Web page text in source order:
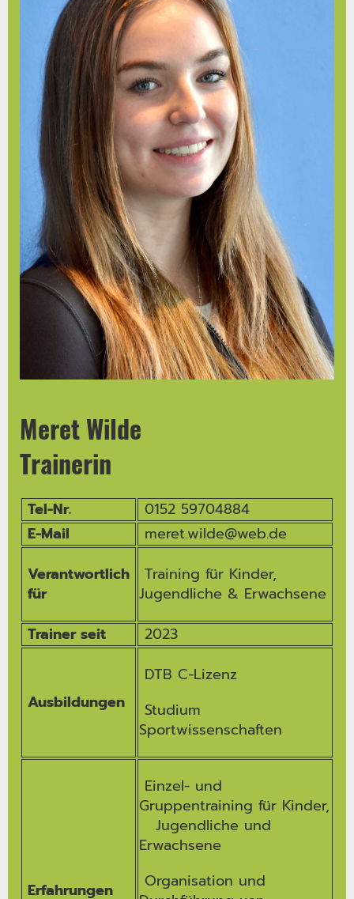
Meret Wilde
Trainerin
Tel-Nr.
0152 59704884
E-Mail
meret.wilde@web.de
Verantwortlich
für
Training für Kinder,
Jugendliche & Erwachsene
Trainer seit
2023
Ausbildungen
DTB C-Lizenz
Studium
Sportwissenschaften
Erfahrungen
Einzel- und
Gruppentraining für Kinder,
Jugendliche und
Erwachsene
Organisation und